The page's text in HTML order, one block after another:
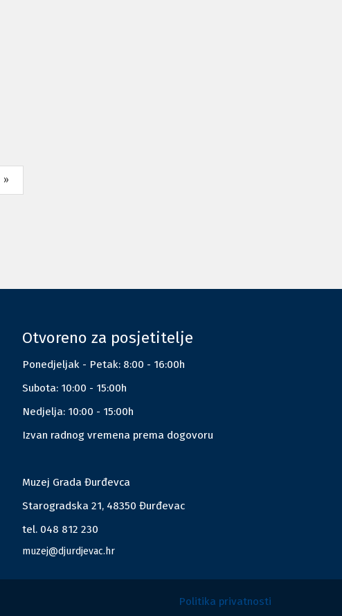
»
Otvoreno za posjetitelje
Ponedjeljak - Petak: 8:00 - 16:00h
Subota: 10:00 - 15:00h
Nedjelja: 10:00 - 15:00h
Izvan radnog vremena prema dogovoru
Muzej Grada Đurđevca
Starogradska 21, 48350 Đurđevac
tel. 048 812 230
muzej@djurdjevac.hr
Politika privatnosti